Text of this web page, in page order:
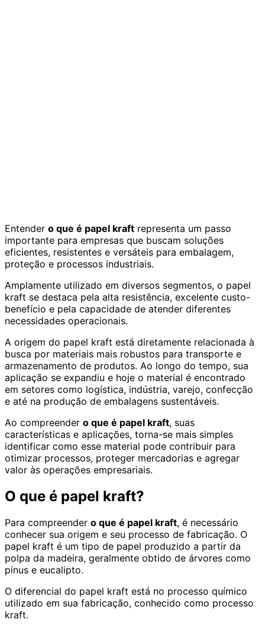
Entender o que é papel kraft representa um passo
importante para empresas que buscam soluções
eficientes, resistentes e versáteis para embalagem,
proteção e processos industriais.
Amplamente utilizado em diversos segmentos, o papel
kraft se destaca pela alta resistência, excelente custo-
benefício e pela capacidade de atender diferentes
necessidades operacionais.
A origem do papel kraft está diretamente relacionada à
busca por materiais mais robustos para transporte e
armazenamento de produtos. Ao longo do tempo, sua
aplicação se expandiu e hoje o material é encontrado
em setores como logística, indústria, varejo, confecção
e até na produção de embalagens sustentáveis.
Ao compreender o que é papel kraft, suas
características e aplicações, torna-se mais simples
identificar como esse material pode contribuir para
otimizar processos, proteger mercadorias e agregar
valor às operações empresariais.
O que é papel kraft?
Para compreender o que é papel kraft, é necessário
conhecer sua origem e seu processo de fabricação. O
papel kraft é um tipo de papel produzido a partir da
polpa da madeira, geralmente obtido de árvores como
pinus e eucalipto.
O diferencial do papel kraft está no processo químico
utilizado em sua fabricação, conhecido como processo
kraft.